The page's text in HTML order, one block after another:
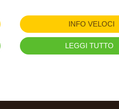
INFO VELOCI
LEGGI TUTTO